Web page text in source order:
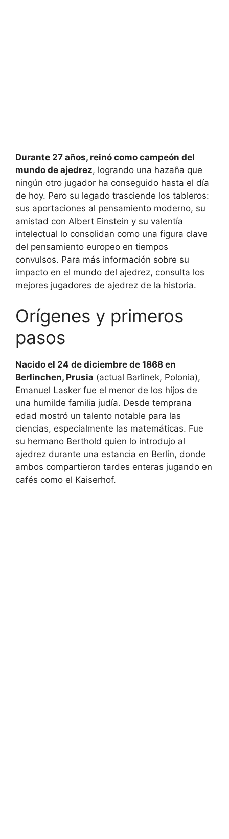
Durante 27 años, reinó como campeón del
mundo de ajedrez, logrando una hazaña que
ningún otro jugador ha conseguido hasta el día
de hoy. Pero su legado trasciende los tableros:
sus aportaciones al pensamiento moderno, su
amistad con Albert Einstein y su valentía
intelectual lo consolidan como una figura clave
del pensamiento europeo en tiempos
convulsos. Para más información sobre su
impacto en el mundo del ajedrez, consulta los
mejores jugadores de ajedrez de la historia.
Orígenes y primeros
pasos
Nacido el 24 de diciembre de 1868 en
Berlinchen, Prusia (actual Barlinek, Polonia),
Emanuel Lasker fue el menor de los hijos de
una humilde familia judía. Desde temprana
edad mostró un talento notable para las
ciencias, especialmente las matemáticas. Fue
su hermano Berthold quien lo introdujo al
ajedrez durante una estancia en Berlín, donde
ambos compartieron tardes enteras jugando en
cafés como el Kaiserhof.